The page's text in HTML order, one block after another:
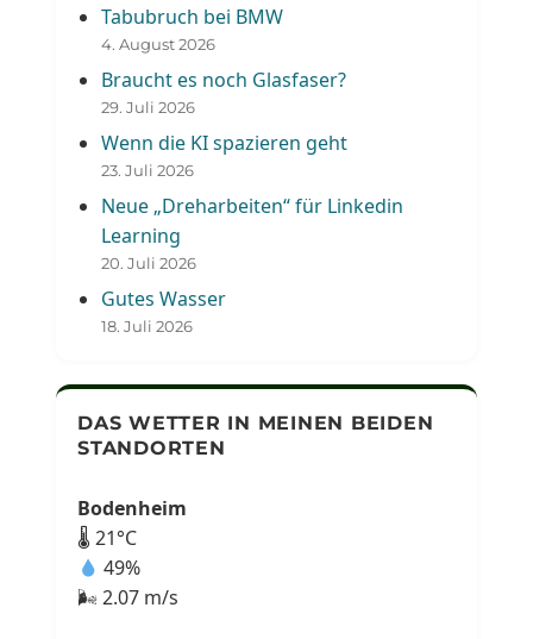
Tabubruch bei BMW
4. August 2026
Braucht es noch Glasfaser?
29. Juli 2026
Wenn die KI spazieren geht
23. Juli 2026
Neue „Dreharbeiten“ für Linkedin
Learning
20. Juli 2026
Gutes Wasser
18. Juli 2026
DAS WETTER IN MEINEN BEIDEN
STANDORTEN
Bodenheim
🌡 21°C
49%
🌬 2.07 m/s